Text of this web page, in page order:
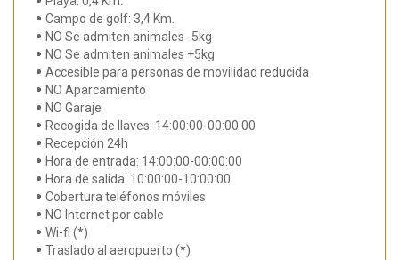
Campo de golf: 3,4 Km.
NO Se admiten animales -5kg
NO Se admiten animales +5kg
Accesible para personas de movilidad reducida
NO Aparcamiento
NO Garaje
Recogida de llaves: 14:00:00-00:00:00
Recepción 24h
Hora de entrada: 14:00:00-00:00:00
Hora de salida: 10:00:00-10:00:00
Cobertura teléfonos móviles
NO Internet por cable
Wi-fi (*)
Traslado al aeropuerto (*)